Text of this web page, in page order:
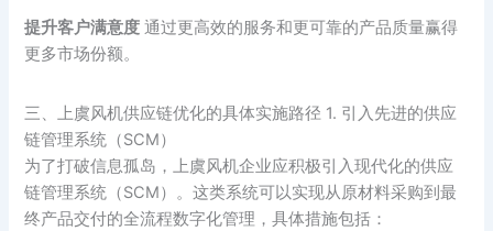
提升客户满意度 通过更高效的服务和更可靠的产品质量赢得
更多市场份额。
三、上虞风机供应链优化的具体实施路径 1. 引入先进的供应
链管理系统（SCM）
为了打破信息孤岛，上虞风机企业应积极引入现代化的供应
链管理系统（SCM）。这类系统可以实现从原材料采购到最
终产品交付的全流程数字化管理，具体措施包括：